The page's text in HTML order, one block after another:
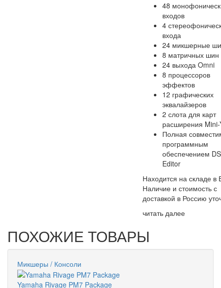
48
входов
4
входа
24 микшерные
8 матричных шин
24 выхода Omni
8 процессоров
эффектов
12 графических
эквалайзеров
2 слота для карт
расширения Mini-
Полная
программным
обеспечением
Editor
Находится на складе в
Наличие и стоимость с
доставкой в Россию
читать далее
ПОХОЖИЕ ТОВАРЫ
Микшеры / Консоли
Yamaha Rivage PM7 Package